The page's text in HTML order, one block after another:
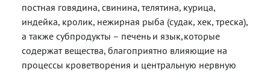
постная говядина, свинина, телятина, курица,
индейка, кролик, нежирная рыба (судак, хек, треска),
а также субпродукты – печень и язык,которые
содержат вещества, благоприятно влияющие на
процессы кроветворения и центральную нервную